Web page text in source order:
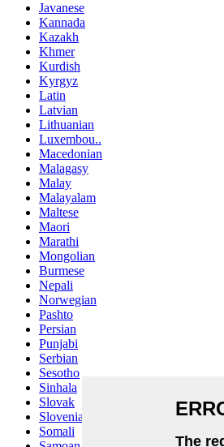
Javanese
Kannada
Kazakh
Khmer
Kurdish
Kyrgyz
Latin
Latvian
Lithuanian
Luxembou..
Macedonian
Malagasy
Malay
Malayalam
Maltese
Maori
Marathi
Mongolian
Burmese
Nepali
Norwegian
Pashto
Persian
Punjabi
Serbian
Sesotho
Sinhala
Slovak
Slovenian
Somali